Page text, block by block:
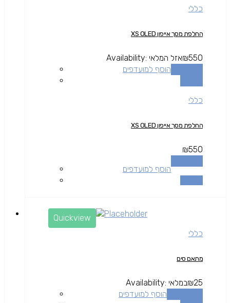
כללי
החלפת מסך אייפון XS OLED
₪550
Availability: אזל המלאי
הוסף למועדפים
כללי
החלפת מסך אייפון XS OLED
₪550
הוסף למועדפים
Quickview
כללי
מתאם סים
₪25
Availability: במלאי
הוסף למועדפים